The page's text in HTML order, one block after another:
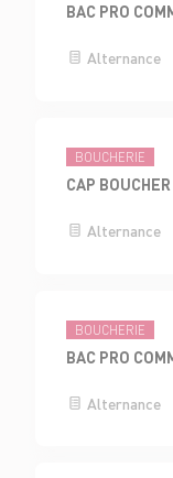
BAC PRO
Alternance
BOUCHERIE
CAP
Alternance
BOUCHERIE
BAC PRO
Alternance